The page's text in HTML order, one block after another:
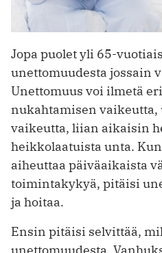
Jopa puolet yli 65-
unettomuudesta jossain
Unettomuus voi ilmetä
nukahtamisen vaikeutta,
vaikeutta, liian aikaisin
heikkolaatuista unta.
aiheuttaa päiväaikaista
toimintakykyä, pitäisi
ja hoitaa.
Ensin pitäisi selvittää,